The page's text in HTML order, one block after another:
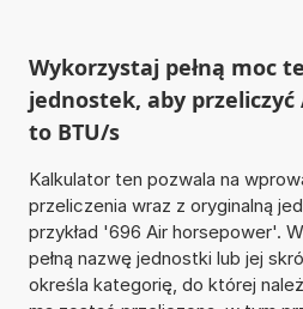
Wykorzystaj pełną moc
jednostek, aby
to BTU/s
Kalkulator ten pozwala na
przeliczenia wraz z oryginalną
przykład '696 Air horsepower'.
pełną nazwę jednostki lub jej
określa kategorię, do której